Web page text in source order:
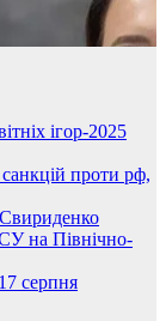
ігор-2025
проти рф,
на Північно-
серпня